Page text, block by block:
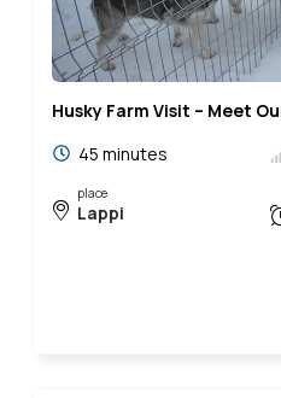
Husky Farm Visit – Meet
45 minutes
place
Lappi